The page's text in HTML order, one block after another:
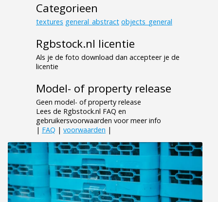
Categorieen
textures general_abstract objects_general
Rgbstock.nl licentie
Als je de foto download dan accepteer je de
licentie
Model- of property release
Geen model- of property release
Lees de Rgbstock.nl FAQ en
gebruikersvoorwaarden voor meer info
| FAQ | voorwaarden |